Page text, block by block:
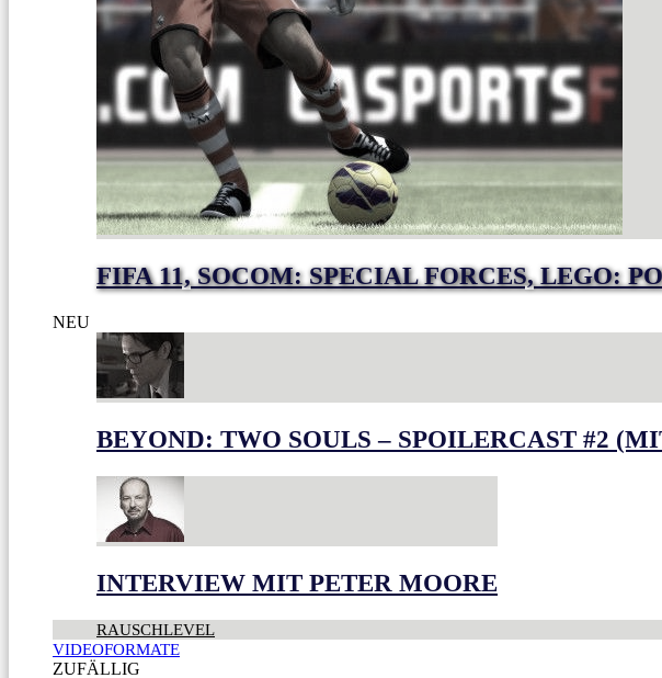
FIFA 11, SOCOM: SPECIAL FORCES, LEGO:
NEU
BEYOND: TWO SOULS – SPOILERCAST #2
INTERVIEW MIT PETER MOORE
RAUSCHLEVEL
VIDEOFORMATE
ZUFÄLLIG